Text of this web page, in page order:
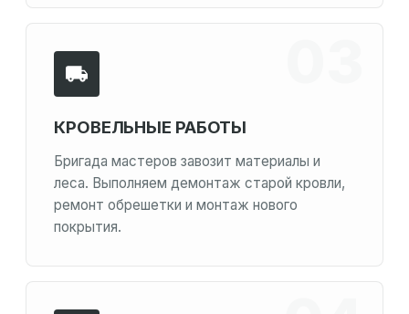
КРОВЕЛЬНЫЕ РАБОТЫ
Бригада мастеров завозит материалы и
леса. Выполняем демонтаж старой кровли,
ремонт обрешетки и монтаж нового
покрытия.